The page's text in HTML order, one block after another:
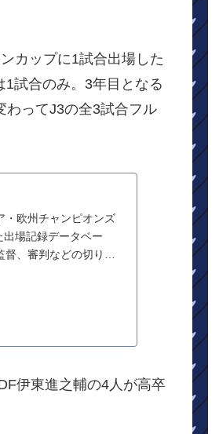
カップに1試合出場した
試合のみ。3年目となる
わってJ3の全3試合フル
・欧州チャンピオンズ
場記録データベー
、審判などの切り口
伊東進之輔の4人が高卒